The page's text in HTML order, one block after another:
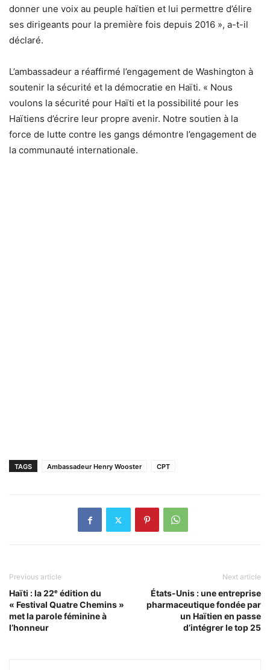
donner une voix au peuple haïtien et lui permettre d’élire
ses dirigeants pour la première fois depuis 2016 », a-t-il
déclaré.
L’ambassadeur a réaffirmé l’engagement de Washington à
soutenir la sécurité et la démocratie en Haïti. « Nous
voulons la sécurité pour Haïti et la possibilité pour les
Haïtiens d’écrire leur propre avenir. Notre soutien à la
force de lutte contre les gangs démontre l’engagement de
la communauté internationale.
TAGS Ambassadeur Henry Wooster CPT
Previous article
Haïti : la 22ᵉ édition du
« Festival Quatre Chemins »
met la parole féminine à
l’honneur
Next article
États-Unis : une entreprise
pharmaceutique fondée par
un Haïtien en passe
d’intégrer le top 25